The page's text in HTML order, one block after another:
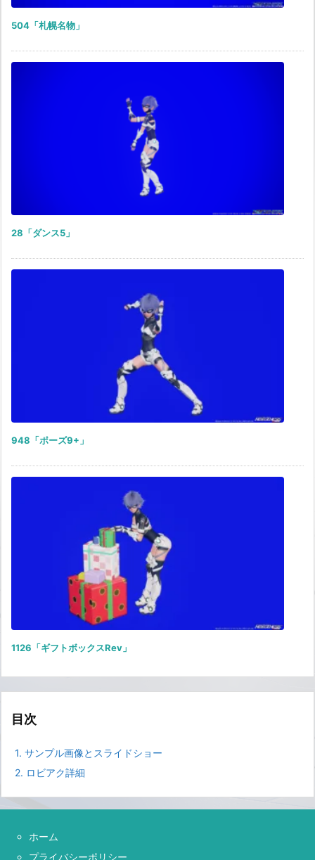
504「札幌名物」
28「ダンス5」
948「ポーズ9+」
1126「ギフトボックスRev」
目次
1. サンプル画像とスライドショー
2. ロビアク詳細
ホーム
プライバシーポリシー